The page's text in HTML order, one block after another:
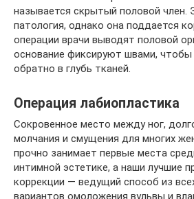
называется скрытый половой член.
патология, однако она поддается
операции врачи выводят половой
основание фиксируют швами, чтобы
обратно в глубь тканей.
Операция лабиопластика
Сокровенное место между ног,
молчания и смущения для многих
прочно занимает первые места
интимной эстетике, а наши лучшие
коррекции — ведущий способ из
вариантов омоложения вульвы и